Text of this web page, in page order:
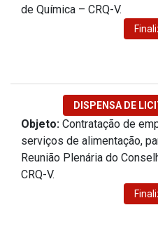
de Química – CRQ-V.
DISPENSA DE
Objeto: Contratação de
serviços de alimentação,
Reunião Plenária do
CRQ-V.